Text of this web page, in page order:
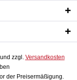
zzgl. Versandkosten
der Preisermäßigung.